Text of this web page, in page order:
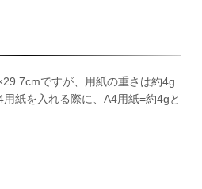
ですが、用紙の重さは約4g
紙を入れる際に、A4用紙=約4gと